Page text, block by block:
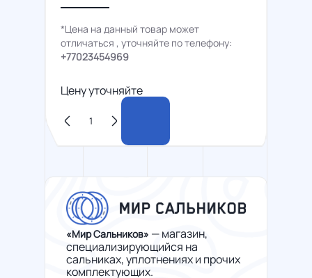
*Цена на данный товар может
отличаться , уточняйте по телефону:
+77023454969
Цену уточняйте
«Мир Сальников» — магазин,
специализирующийся на
сальниках, уплотнениях и прочих
комплектующих.